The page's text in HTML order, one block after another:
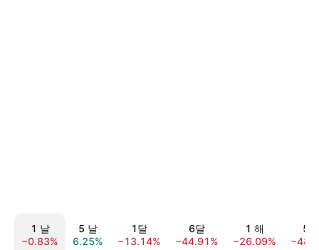
1 날
−0.83%
5 날
6.25%
1달
−13.14%
6달
−44.91%
1 해
−26.09%
5